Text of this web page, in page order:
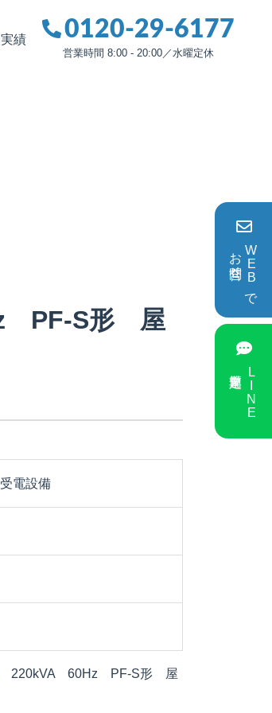
績 0120-29-6177
営業時間 8:00 - 20:00／水曜定休
PF-S形 屋
電設備
220kVA 60Hz PF-S形 屋
WEBで
お問合せ
LINE